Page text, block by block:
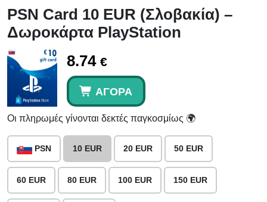
PSN Card 10 EUR (Σλοβακία) –
Δωροκάρτα PlayStation
8.74 €
ΑΓΟΡΆ
Οι πληρωμές γίνονται δεκτές παγκοσμίως 🌍
PSN 10 EUR 20 EUR 50 EUR
60 EUR 80 EUR 100 EUR 150 EUR